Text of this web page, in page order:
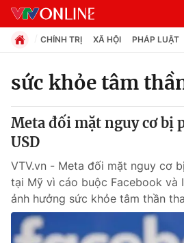
Chuyên mục
Chính trị
Xã hội
Pháp luật
CHÍNH TRỊ XÃ HỘI PHÁP LUẬT
sức khỏe tâm
Meta đối mặt nguy cơ bị
USD
VTV.vn - Meta đối mặt nguy cơ
tại Mỹ vì cáo buộc Facebook và
ảnh hưởng sức khỏe tâm thần